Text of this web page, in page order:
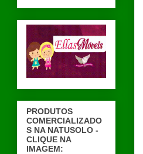
PRODUTOS
COMERCIALIZADO
S NA NATUSOLO -
CLIQUE NA
IMAGEM: